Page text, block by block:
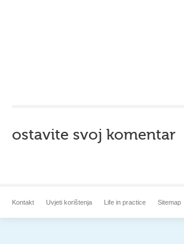
ostavite svoj komentar
Kontakt Uvjeti korištenja Life in practice Sitemap